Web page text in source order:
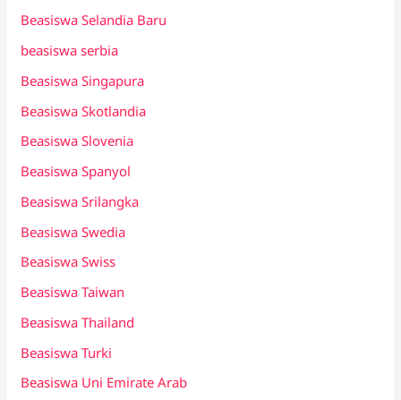
Beasiswa Selandia Baru
beasiswa serbia
Beasiswa Singapura
Beasiswa Skotlandia
Beasiswa Slovenia
Beasiswa Spanyol
Beasiswa Srilangka
Beasiswa Swedia
Beasiswa Swiss
Beasiswa Taiwan
Beasiswa Thailand
Beasiswa Turki
Beasiswa Uni Emirate Arab